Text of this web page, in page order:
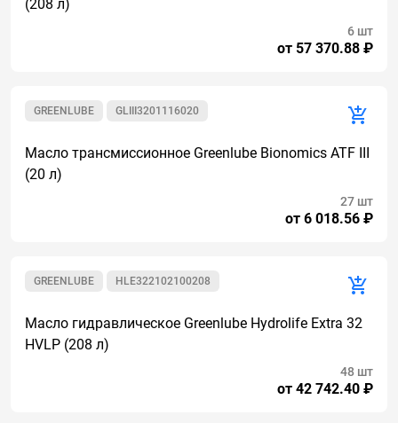
(208 л)
от 57 370.88 ₽
6 шт
GLIII3201116020
GREENLUBE
Масло трансмиссионное Greenlube Bionomics ATF III
(20 л)
от 6 018.56 ₽
27 шт
HLE322102100208
GREENLUBE
Масло гидравлическое Greenlube Hydrolife Extra 32
HVLP (208 л)
от 42 742.40 ₽
48 шт